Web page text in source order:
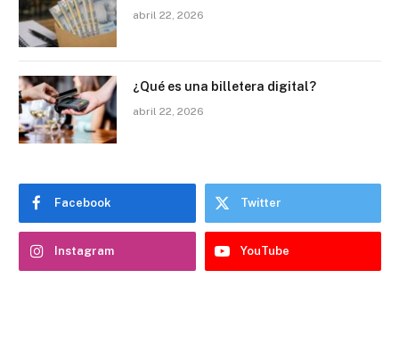
abril 22, 2026
¿Qué es una billetera digital?
abril 22, 2026
Facebook Twitter
Instagram YouTube